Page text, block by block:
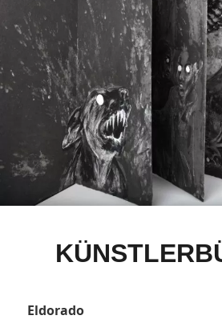
Eldorado